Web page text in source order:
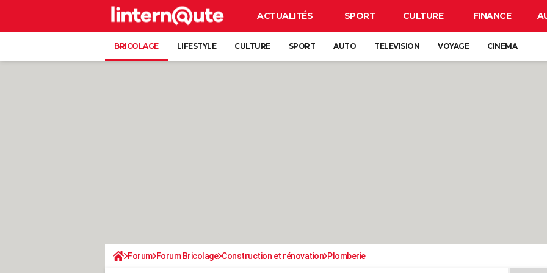
ACTUALITÉS SPORT CULTURE FINANCE
BRICOLAGE LIFESTYLE CULTURE SPORT AUTO TELEVISION VOYAGE CINEMA
Forum Forum Bricolage Construction et rénovation Plomberie